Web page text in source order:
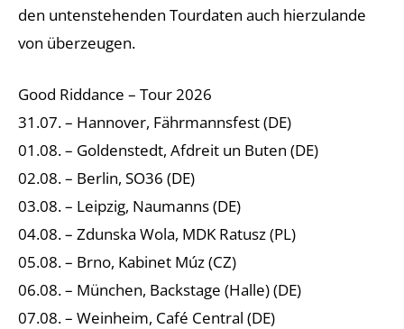
den untenstehenden Tourdaten auch hierzulande
von überzeugen.
Good Riddance – Tour 2026
31.07. – Hannover, Fährmannsfest (DE)
01.08. – Goldenstedt, Afdreit un Buten (DE)
02.08. – Berlin, SO36 (DE)
03.08. – Leipzig, Naumanns (DE)
04.08. – Zdunska Wola, MDK Ratusz (PL)
05.08. – Brno, Kabinet Múz (CZ)
06.08. – München, Backstage (Halle) (DE)
07.08. – Weinheim, Café Central (DE)